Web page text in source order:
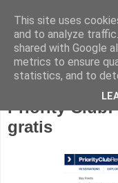
Hotel
Priority Club:
gratis
This site uses
and to analyze
shared with Google
metrics to ensure
statistics, and to